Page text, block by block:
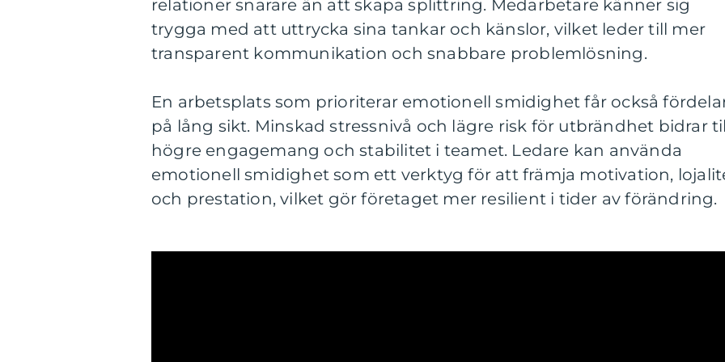
relationer snarare än att skapa splittring. Medarbetare känner sig
trygga med att uttrycka sina tankar och känslor, vilket leder till mer
transparent kommunikation och snabbare problemlösning.
En arbetsplats som prioriterar emotionell smidighet får också
på lång sikt. Minskad stressnivå och lägre risk för utbrändhet bidrar
högre engagemang och stabilitet i teamet. Ledare kan använda
emotionell smidighet som ett verktyg för att främja motivation,
och prestation, vilket gör företaget mer resilient i tider av förändring.